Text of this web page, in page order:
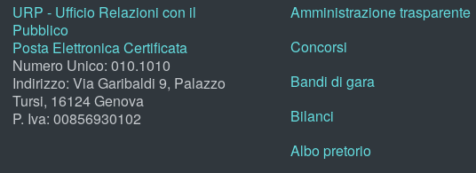
URP - Ufficio Relazioni con il
Pubblico
Posta Elettronica Certificata
Numero Unico: 010.1010
Indirizzo: Via Garibaldi 9, Palazzo
Tursi, 16124 Genova
P. Iva: 00856930102
Amministrazione trasparente
Concorsi
Bandi di gara
Bilanci
Albo pretorio